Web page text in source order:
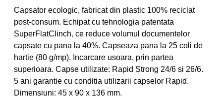
Capsator ecologic, fabricat din plastic 100% reciclat
post-consum. Echipat cu tehnologia patentata
SuperFlatClinch‚ ce reduce volumul documentelor
capsate cu pana la 40%. Capseaza pana la 25 coli de
hartie (80 g/mp). Incarcare usoara, prin partea
superioara. Capse utilizate: Rapid Strong 24/6 si 26/6.
5 ani garantie cu conditia utilizarii capselor Rapid.
Dimensiuni: 45 x 90 x 136 mm.